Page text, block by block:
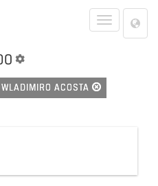
Toggle
WLADIMIRO ACOSTA